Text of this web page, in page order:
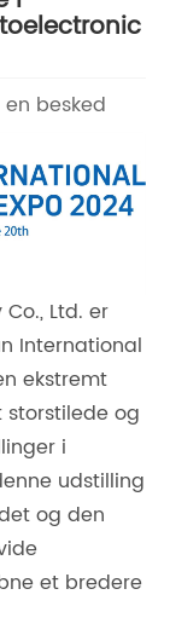
besked
Ltd. er
International
ekstremt
og
i
udstilling
og den
et bredere